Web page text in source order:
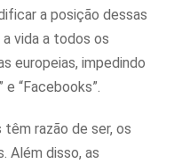
a posição dessas
vida a todos os
europeias, impedindo
“Facebooks”.
têm razão de ser, os
Além disso, as